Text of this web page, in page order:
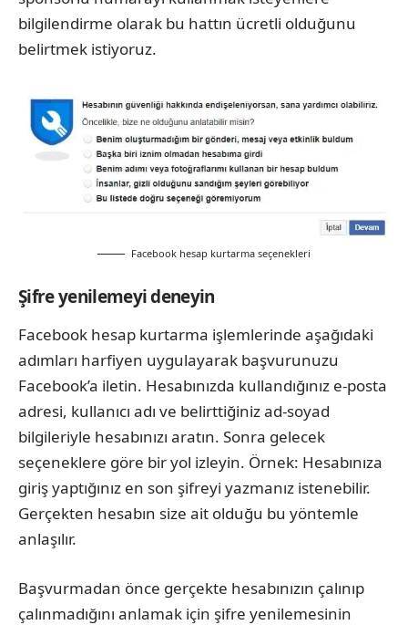
bilgilendirme olarak bu hattın ücretli olduğunu
belirtmek istiyoruz.
Facebook hesap kurtarma seçenekleri
Şifre yenilemeyi deneyin
Facebook hesap kurtarma işlemlerinde aşağıdaki
adımları harfiyen uygulayarak başvurunuzu
Facebook’a iletin. Hesabınızda kullandığınız e‑posta
adresi, kullanıcı adı ve belirttiğiniz ad‑soyad
bilgileriyle hesabınızı aratın. Sonra gelecek
seçeneklere göre bir yol izleyin. Örnek: Hesabınıza
giriş yaptığınız en son şifreyi yazmanız istenebilir.
Gerçekten hesabın size ait olduğu bu yöntemle
anlaşılır.
Başvurmadan önce gerçekte hesabınızın çalınıp
çalınmadığını anlamak için şifre yenilemesinin